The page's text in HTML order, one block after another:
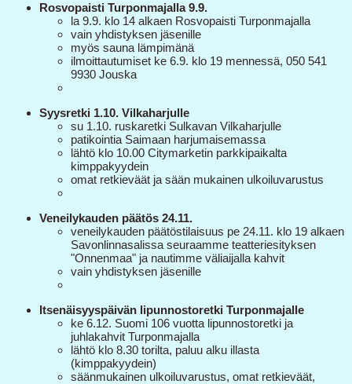
Rosvopaisti Turponmajalla 9.9.
la 9.9. klo 14 alkaen Rosvopaisti Turponmajalla
vain yhdistyksen jäsenille
myös sauna lämpimänä
ilmoittautumiset ke 6.9. klo 19 mennessä, 050 541
9930 Jouska
Syysretki 1.10. Vilkaharjulle
su 1.10. ruskaretki Sulkavan Vilkaharjulle
patikointia Saimaan harjumaisemassa
lähtö klo 10.00 Citymarketin parkkipaikalta
kimppakyydein
omat retkieväät ja sään mukainen ulkoiluvarustus
Veneilykauden päätös 24.11.
veneilykauden päätöstilaisuus pe 24.11. klo 19 alkaen
Savonlinnasalissa seuraamme teatteriesityksen
"Onnenmaa" ja nautimme väliaijalla kahvit
vain yhdistyksen jäsenille
Itsenäisyyspäivän lipunnostoretki Turponmajalle
ke 6.12. Suomi 106 vuotta lipunnostoretki ja
juhlakahvit Turponmajalla
lähtö klo 8.30 torilta, paluu alku illasta
(kimppakyydein)
säänmukainen ulkoiluvarustus, omat retkieväät,